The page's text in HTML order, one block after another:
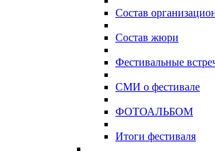
Состав
Состав жюри
Фестивальные
СМИ о фестивале
ФОТОАЛЬБОМ
Итоги фестиваля